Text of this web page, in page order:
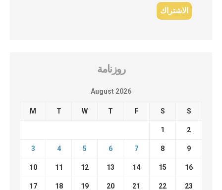
روزنامة
August 2026
M T W T F S S
1 2
3 4 5 6 7 8 9
10 11 12 13 14 15 16
17 18 19 20 21 22 23